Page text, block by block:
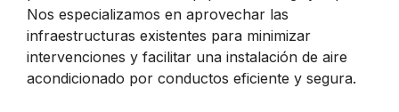
Nos especializamos en aprovechar las
infraestructuras existentes para minimizar
intervenciones y facilitar una instalación de aire
acondicionado por conductos eficiente y segura.